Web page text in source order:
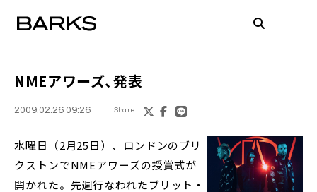
NMEアワーズ、発表
2009.02.26 09:26 Share
水曜日（2月25日）、ロンドンのブリ
クストンでNMEアワーズの授賞式が
開かれた。先週行なわれたブリット・